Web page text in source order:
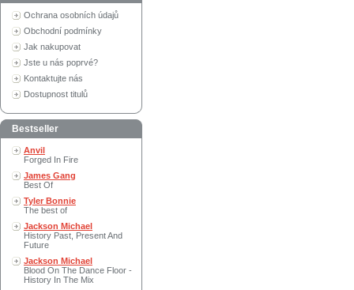
Ochrana osobních údajů
Obchodní podmínky
Jak nakupovat
Jste u nás poprvé?
Kontaktujte nás
Dostupnost titulů
Bestseller
Anvil
Forged In Fire
James Gang
Best Of
Tyler Bonnie
The best of
Jackson Michael
History Past, Present And
Future
Jackson Michael
Blood On The Dance Floor -
History In The Mix